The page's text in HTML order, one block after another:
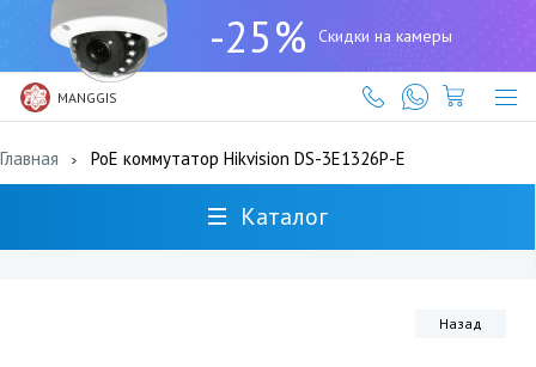
-25% Скидки на камеры
MANGGIS
(727)
317-
61-
61
Главная PoE коммутатор Hikvision DS-3E1326P-E
Каталог
Назад